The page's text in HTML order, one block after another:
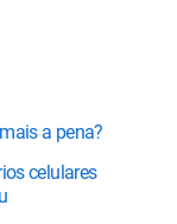
a pena?
celulares